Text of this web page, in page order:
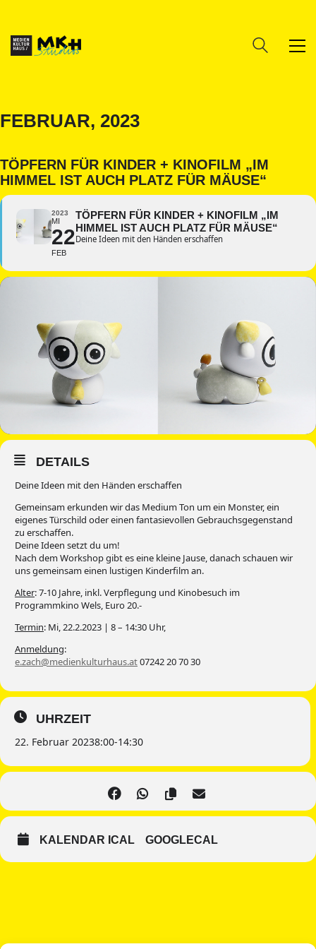
FEBRUAR, 2023
TÖPFERN FÜR KINDER + KINOFILM „IM
HIMMEL IST AUCH PLATZ FÜR MÄUSE“
2023
MI
22
FEB
TÖPFERN FÜR KINDER + KINOFILM „IM
HIMMEL IST AUCH PLATZ FÜR MÄUSE“
Deine Ideen mit den Händen erschaffen
DETAILS
Deine Ideen mit den Händen erschaffen
Gemeinsam erkunden wir das Medium Ton um ein Monster, ein
eigenes Türschild oder einen fantasievollen Gebrauchsgegenstand
zu erschaffen.
Deine Ideen setzt du um!
Nach dem Workshop gibt es eine kleine Jause, danach schauen wir
uns gemeinsam einen lustigen Kinderfilm an.
Alter: 7-10 Jahre, inkl. Verpflegung und Kinobesuch im
Programmkino Wels, Euro 20.-
Termin: Mi, 22.2.2023 | 8 – 14:30 Uhr,
Anmeldung:
e.zach@medienkulturhaus.at07242 20 70 30
UHRZEIT
22. Februar 20238:00-14:30
KALENDAR ICAL GOOGLECAL